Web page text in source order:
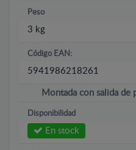
Peso
3 kg
Código EAN:
5941986218261
Montada con salida de
Disponibilidad
En stock